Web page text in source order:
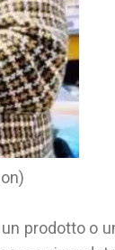
prodotto o